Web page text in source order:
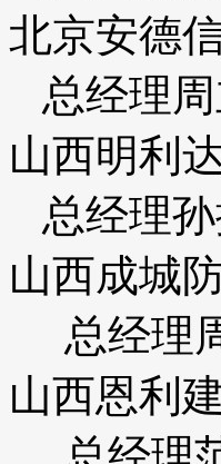
北京安德
总经理周
山西明
总经理孙
山西成
总经理
山西恩